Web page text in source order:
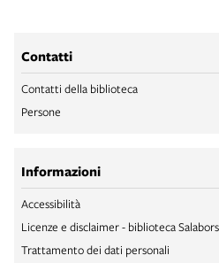
Contatti
Contatti della biblioteca
Persone
Informazioni
Accessibilità
Licenze e disclaimer - biblioteca
Trattamento dei dati personali